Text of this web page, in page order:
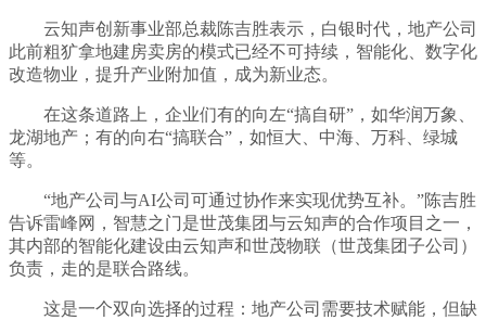
云知声创新事业部总裁陈吉胜表示，白银时代，地产公司
此前粗犷拿地建房卖房的模式已经不可持续，智能化、数字化
改造物业，提升产业附加值，成为新业态。
在这条道路上，企业们有的向左“搞自研”，如华润万象、
龙湖地产；有的向右“搞联合”，如恒大、中海、万科、绿城
等。
“地产公司与AI公司可通过协作来实现优势互补。”陈吉胜
告诉雷峰网，智慧之门是世茂集团与云知声的合作项目之一，
其内部的智能化建设由云知声和世茂物联（世茂集团子公司）
负责，走的是联合路线。
这是一个双向选择的过程：地产公司需要技术赋能，但缺